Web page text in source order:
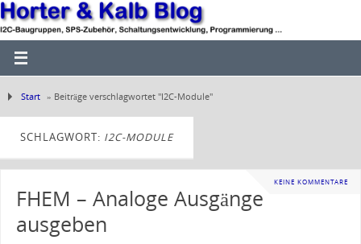
Start » Beiträge verschlagwortet "I2C-Module"
SCHLAGWORT: I2C-MODULE
KEINE KOMMENTARE
FHEM – Analoge Ausgänge
ausgeben